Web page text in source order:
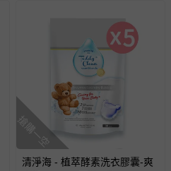
搶購一空
清淨海 - 植萃酵素洗衣膠囊-爽